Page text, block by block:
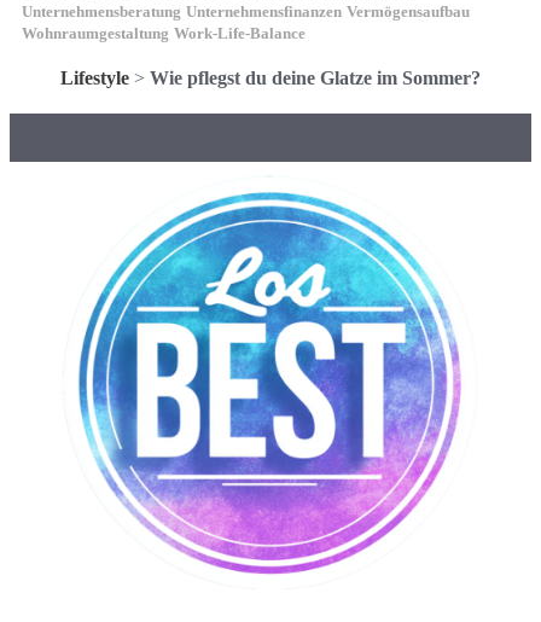
Unternehmensberatung Unternehmensfinanzen Vermögensaufbau
Wohnraumgestaltung Work-Life-Balance
Lifestyle > Wie pflegst du deine Glatze im Sommer?